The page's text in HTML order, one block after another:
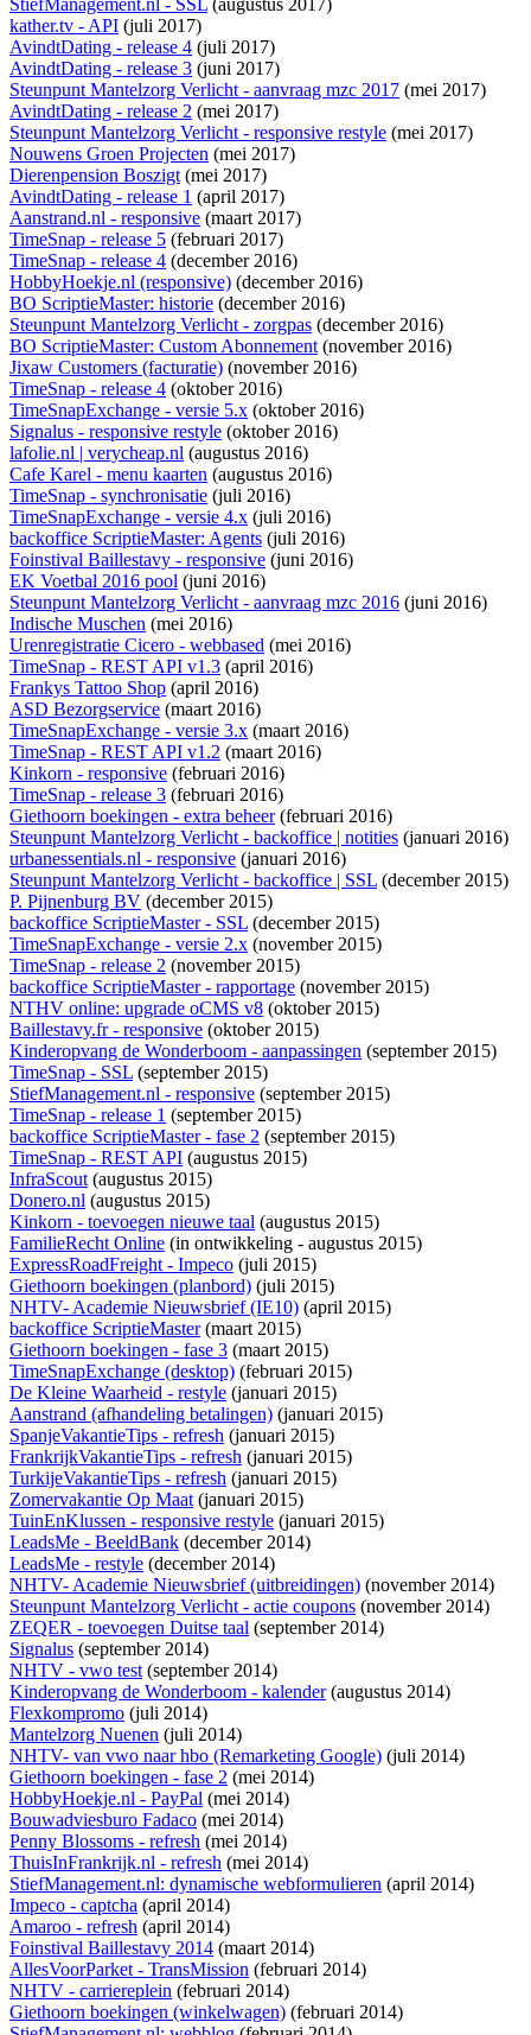
StiefManagement.nl - SSL (augustus 2017)
kather.tv - API (juli 2017)
AvindtDating - release 4 (juli 2017)
AvindtDating - release 3 (juni 2017)
Steunpunt Mantelzorg Verlicht - aanvraag mzc 2017 (mei 2017)
AvindtDating - release 2 (mei 2017)
Steunpunt Mantelzorg Verlicht - responsive restyle (mei 2017)
Nouwens Groen Projecten (mei 2017)
Dierenpension Boszigt(mei 2017)
AvindtDating - release 1 (april 2017)
Aanstrand.nl - responsive (maart 2017)
TimeSnap - release 5 (februari 2017)
TimeSnap - release 4 (december 2016)
HobbyHoekje.nl (responsive) (december 2016)
BO ScriptieMaster: historie (december 2016)
Steunpunt Mantelzorg Verlicht - zorgpas (december 2016)
BO ScriptieMaster: Custom Abonnement(november 2016)
Jixaw Customers (facturatie) (november 2016)
TimeSnap - release 4 (oktober 2016)
TimeSnapExchange - versie 5.x (oktober 2016)
Signalus - responsive restyle (oktober 2016)
lafolie.nl | verycheap.nl (augustus 2016)
Cafe Karel - menu kaarten (augustus 2016)
TimeSnap - synchronisatie (juli 2016)
TimeSnapExchange - versie 4.x (juli 2016)
backoffice ScriptieMaster: Agents (juli 2016)
Foinstival Baillestavy - responsive (juni 2016)
EK Voetbal 2016 pool (juni 2016)
Steunpunt Mantelzorg Verlicht - aanvraag mzc 2016 (juni 2016)
Indische Muschen (mei 2016)
Urenregistratie Cicero - webbased (mei 2016)
TimeSnap - REST API v1.3 (april 2016)
Frankys Tattoo Shop (april 2016)
ASD Bezorgservice (maart 2016)
TimeSnapExchange - versie 3.x (maart 2016)
TimeSnap - REST API v1.2 (maart 2016)
Kinkorn - responsive (februari 2016)
TimeSnap - release 3 (februari 2016)
Giethoorn boekingen - extra beheer(februari 2016)
Steunpunt Mantelzorg Verlicht - backoffice | notities (januari 2016)
urbanessentials.nl - responsive (januari 2016)
Steunpunt Mantelzorg Verlicht - backoffice | SSL (december 2015)
P. Pijnenburg BV (december 2015)
backoffice ScriptieMaster - SSL (december 2015)
TimeSnapExchange - versie 2.x (november 2015)
TimeSnap - release 2 (november 2015)
backoffice ScriptieMaster - rapportage (november 2015)
NTHV online: upgrade oCMS v8 (oktober 2015)
Baillestavy.fr - responsive (oktober 2015)
Kinderopvang de Wonderboom - aanpassingen (september 2015)
TimeSnap - SSL (september 2015)
StiefManagement.nl - responsive (september 2015)
TimeSnap - release 1 (september 2015)
backoffice ScriptieMaster - fase 2 (september 2015)
TimeSnap - REST API (augustus 2015)
InfraScout(augustus 2015)
Donero.nl (augustus 2015)
Kinkorn - toevoegen nieuwe taal (augustus 2015)
FamilieRecht Online (in ontwikkeling - augustus 2015)
ExpressRoadFreight - Impeco (juli 2015)
Giethoorn boekingen (planbord) (juli 2015)
NHTV- Academie Nieuwsbrief (IE10) (april 2015)
backoffice ScriptieMaster(maart 2015)
Giethoorn boekingen - fase 3 (maart 2015)
TimeSnapExchange (desktop) (februari 2015)
De Kleine Waarheid - restyle (januari 2015)
Aanstrand (afhandeling betalingen) (januari 2015)
SpanjeVakantieTips - refresh (januari 2015)
FrankrijkVakantieTips - refresh (januari 2015)
TurkijeVakantieTips - refresh (januari 2015)
Zomervakantie Op Maat(januari 2015)
TuinEnKlussen - responsive restyle (januari 2015)
LeadsMe - BeeldBank (december 2014)
LeadsMe - restyle (december 2014)
NHTV- Academie Nieuwsbrief (uitbreidingen) (november 2014)
Steunpunt Mantelzorg Verlicht - actie coupons (november 2014)
ZEQER - toevoegen Duitse taal (september 2014)
Signalus (september 2014)
NHTV - vwo test(september 2014)
Kinderopvang de Wonderboom - kalender(augustus 2014)
Flexkompromo (juli 2014)
Mantelzorg Nuenen (juli 2014)
NHTV- van vwo naar hbo (Remarketing Google) (juli 2014)
Giethoorn boekingen - fase 2 (mei 2014)
HobbyHoekje.nl - PayPal (mei 2014)
Bouwadviesburo Fadaco (mei 2014)
Penny Blossoms - refresh (mei 2014)
ThuisInFrankrijk.nl - refresh (mei 2014)
StiefManagement.nl: dynamische webformulieren (april 2014)
Impeco - captcha (april 2014)
Amaroo - refresh (april 2014)
Foinstival Baillestavy 2014 (maart 2014)
AllesVoorParket - TransMission (februari 2014)
NHTV - carriereplein (februari 2014)
Giethoorn boekingen (winkelwagen) (februari 2014)